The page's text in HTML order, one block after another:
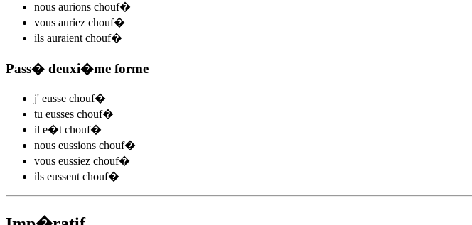
nous aurions chouf�
vous auriez chouf�
ils auraient chouf�
Pass� deuxi�me forme
j' eusse chouf�
tu eusses chouf�
il e�t chouf�
nous eussions chouf�
vous eussiez chouf�
ils eussent chouf�